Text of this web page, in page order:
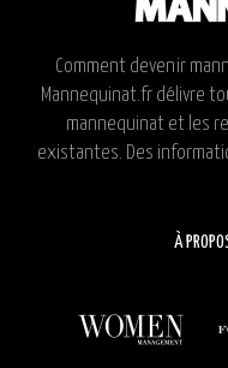
Comment devenir
Mannequinat.fr délivre
mannequinat et les
existantes. Des
À